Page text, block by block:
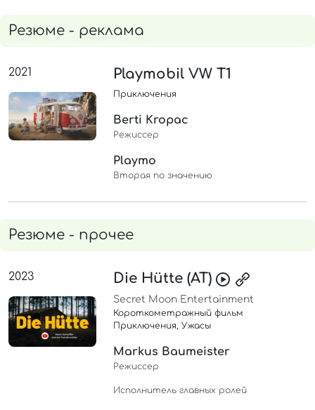
Резюме - реклама
2021 Playmobil VW T1
Приключения
Berti Kropac
Режиссер
Playmo
Вторая по значению
Резюме - прочее
2023 Die Hütte (AT)
Secret Moon Entertainment
Короткометражный фильм
Приключения, Ужасы
Markus Baumeister
Режиссер
Исполнитель главных ролей